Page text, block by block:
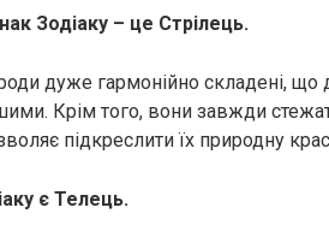
Зодіаку – це Стрілець.
дуже гармонійно складені, що
Крім того, вони завжди
підкреслити їх природну
є Телець.